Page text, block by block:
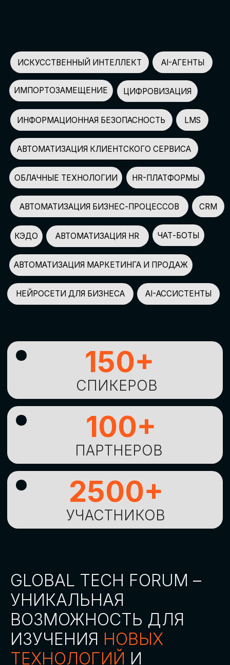
НЕЙРОСЕТИ ДЛЯ БИЗНЕСА
КЭДО АВТОМАТИЗАЦИЯ HR
АВТОМАТИЗАЦИЯ МАРКЕТИНГА И ПРОДАЖ
AI-АССИСТЕНТЫ
ЧАТ-БОТЫ
СПИКЕРОВ
150+
ПАРТНЕРОВ
100+
УЧАСТНИКОВ
2500+
GLOBAL TECH FORUM –
ИЗУЧЕНИЯНОВЫХ
ТЕХНОЛОГИЙИ
СТРАТЕГИЧЕСКИХ
ПОДХОДОВ К ЦИФРОВОЙ
ТРАНСФОРМАЦИИ
БИЗНЕСА
ОСТАВИТЬ
ЗАЯВКУ
СКАЧАТЬ ПРОГРАММУ
СТАТЬ СПИКЕРОМ
Оставьте заявку, наши менеджеры
СТАТЬ УЧАСТНИКОМ